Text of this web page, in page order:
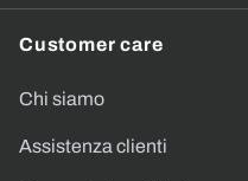
Customer care
Chi siamo
Assistenza clienti